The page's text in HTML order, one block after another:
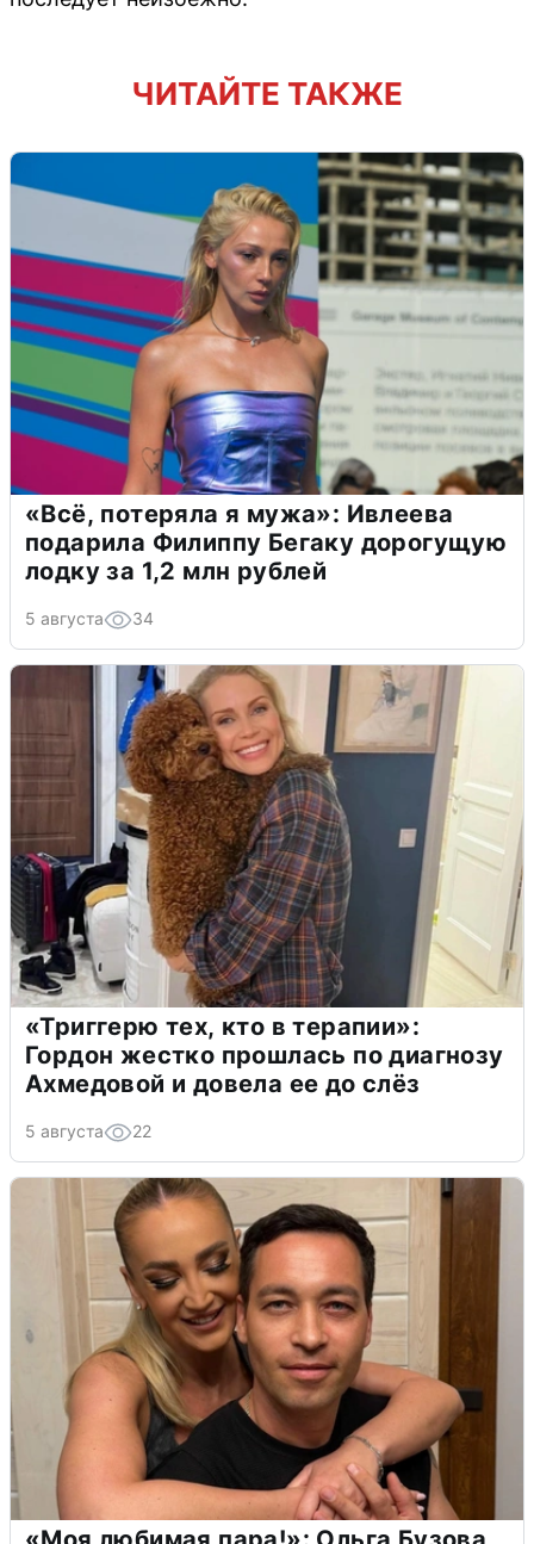
ЧИТАЙТЕ ТАКЖЕ
«Всё, потеряла я мужа»: Ивлеева
подарила Филиппу Бегаку дорогущую
лодку за 1,2 млн рублей
5 августа 34
«Триггерю тех, кто в терапии»:
Гордон жестко прошлась по диагнозу
Ахмедовой и довела ее до слёз
5 августа 22